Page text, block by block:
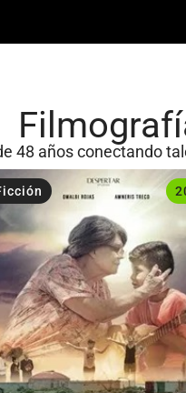
48 años conectando